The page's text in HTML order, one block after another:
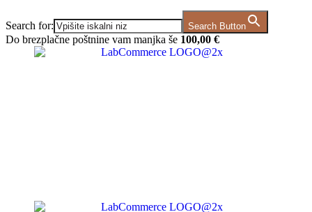
Search for: Search Button
Do brezplačne poštnine vam manjka še 100,00 €